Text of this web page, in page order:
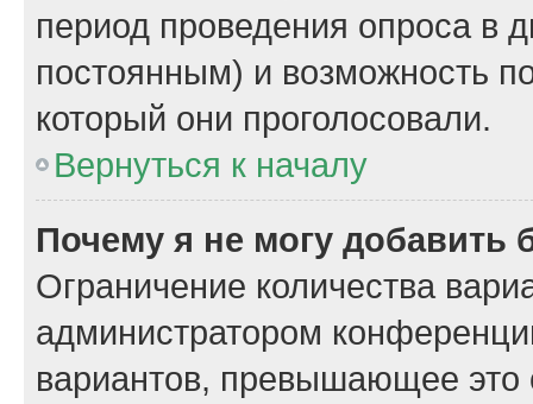
период проведения опроса в
постоянным) и возможность
который они проголосовали.
Вернуться к началу
Почему я не могу добавить
Ограничение количества
администратором
вариантов, превышающее это